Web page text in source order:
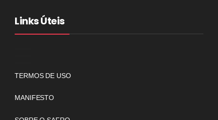
Links Úteis
TERMOS DE USO
MANIFESTO